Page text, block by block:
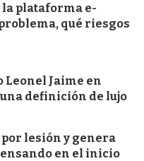
la plataforma e-
qué riesgos
Jaime en
definición de lujo
lesión y genera
en el inicio